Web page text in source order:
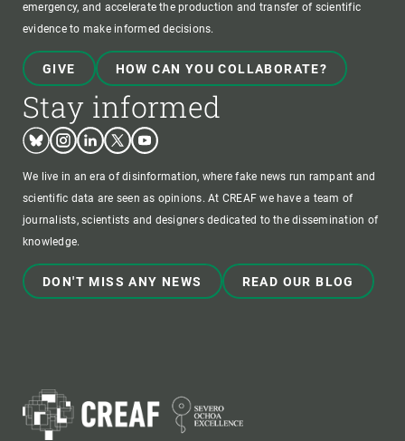
emergency, and accelerate the production and transfer of scientific
evidence to make informed decisions.
GIVE HOW CAN YOU COLLABORATE?
Stay informed
BlueskyInstagram
LinkedinTwitterYoutube
We live in an era of disinformation, where fake news run rampant and
scientific data are seen as opinions. At CREAF we have a team of
journalists, scientists and designers dedicated to the dissemination of
knowledge.
DON'T MISS ANY NEWS READ OUR BLOG